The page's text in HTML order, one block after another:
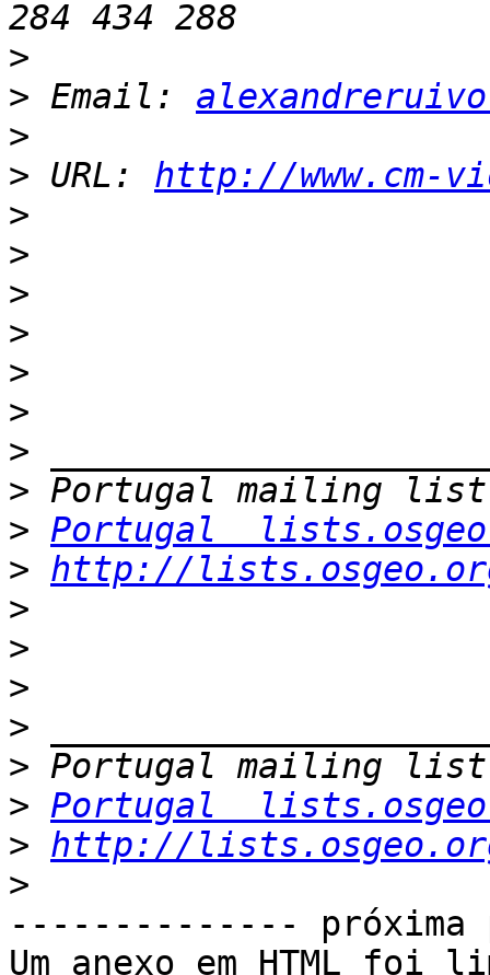
>
> Email:
>
> URL: http://www.cm-
>
>
>
>
>
>
>
>
> Portugal
> http://
>
>
>
>
>
> Portugal
> http://
>
--------------
Um anexo em HTML foi